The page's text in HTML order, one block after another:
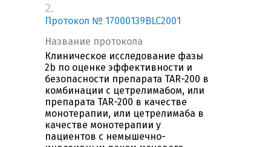
2.
Протокол № 17000139BLC2001
Название протокола
Клиническое исследование фазы
2b по оценке эффективности и
безопасности препарата TAR-200 в
комбинации с цетрелимабом, или
препарата TAR-200 в качестве
монотерапии, или цетрелимаба в
качестве монотерапии у
пациентов c немышечно-